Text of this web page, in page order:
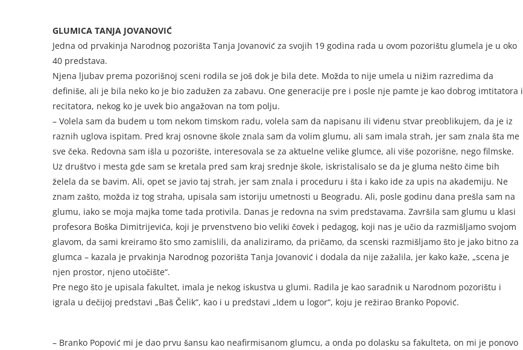
GLUMICA TANJA JOVANOVIĆ
Jedna od prvakinja Narodnog pozorišta Tanja Jovanović za svojih 19 godina rada u ovom pozorištu glumela je u oko
40 predstava.
Njena ljubav prema pozorišnoj sceni rodila se još dok je bila dete. Možda to nije umela u nižim razredima da
definiše, ali je bila neko ko je bio zadužen za zabavu. One generacije pre i posle nje pamte je kao dobrog imtitatora i
recitatora, nekog ko je uvek bio angažovan na tom polju.
– Volela sam da budem u tom nekom timskom radu, volela sam da napisanu ili viđenu stvar preoblikujem, da je iz
raznih uglova ispitam. Pred kraj osnovne škole znala sam da volim glumu, ali sam imala strah, jer sam znala šta me
sve čeka. Redovna sam išla u pozorište, interesovala se za aktuelne velike glumce, ali više pozorišne, nego filmske.
Uz društvo i mesta gde sam se kretala pred sam kraj srednje škole, iskristalisalo se da je gluma nešto čime bih
želela da se bavim. Ali, opet se javio taj strah, jer sam znala i proceduru i šta i kako ide za upis na akademiju. Ne
znam zašto, možda iz tog straha, upisala sam istoriju umetnosti u Beogradu. Ali, posle godinu dana prešla sam na
glumu, iako se moja majka tome tada protivila. Danas je redovna na svim predstavama. Završila sam glumu u klasi
profesora Boška Dimitrijevića, koji je prvenstveno bio veliki čovek i pedagog, koji nas je učio da razmišljamo svojom
glavom, da sami kreiramo što smo zamislili, da analiziramo, da pričamo, da scenski razmišljamo što je jako bitno za
glumca – kazala je prvakinja Narodnog pozorišta Tanja Jovanović i dodala da nije zažalila, jer kako kaže, „scena je
njen prostor, njeno utočište“.
Pre nego što je upisala fakultet, imala je nekog iskustva u glumi. Radila je kao saradnik u Narodnom pozorištu i
igrala u dečijoj predstavi „Baš Čelik“, kao i u predstavi „Idem u logor“, koju je režirao Branko Popović.
– Branko Popović mi je dao prvu šansu kao neafirmisanom glumcu, a onda po dolasku sa fakulteta, on mi je ponovo